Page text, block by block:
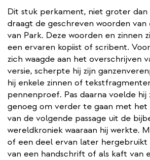
Dit stuk perkament, niet groter dan
draagt de geschreven woorden
van Park. Deze woorden en zinnen
een ervaren kopiist of scribent.
zich waagde aan het overschrijven
versie, scherpte hij zijn
hij enkele zinnen of
pennenproef. Pas daarna voelde hij
genoeg om verder te gaan met
van de volgende passage uit de
wereldkroniek waaraan hij werkte.
of een deel ervan later hergebruikt
van een handschrift of als kaft van